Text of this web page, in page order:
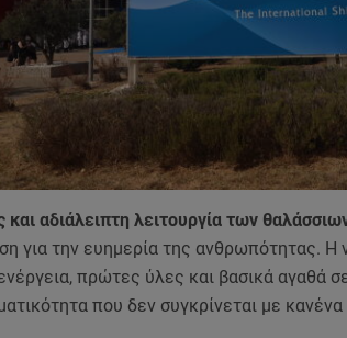
αδιάλειπτη λειτουργία των
για την ευημερία της ανθρωπότητας. Η
πρώτες ύλες και βασικά αγαθά
που δεν συγκρίνεται με